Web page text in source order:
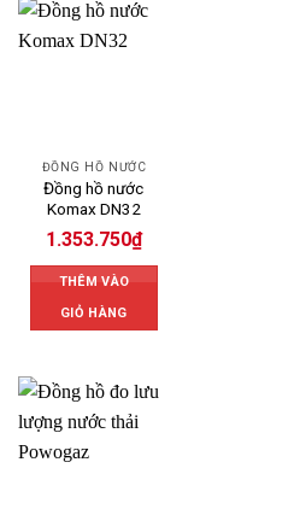
ĐỒNG HỒ NƯỚC
Đồng hồ nước
Komax DN32
1.353.750₫
THÊM VÀO
GIỎ HÀNG